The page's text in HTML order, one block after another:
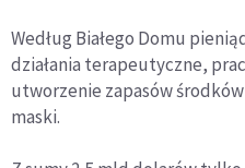
Według Białego Domu
działania terapeutyczne,
utworzenie zapasów
maski.